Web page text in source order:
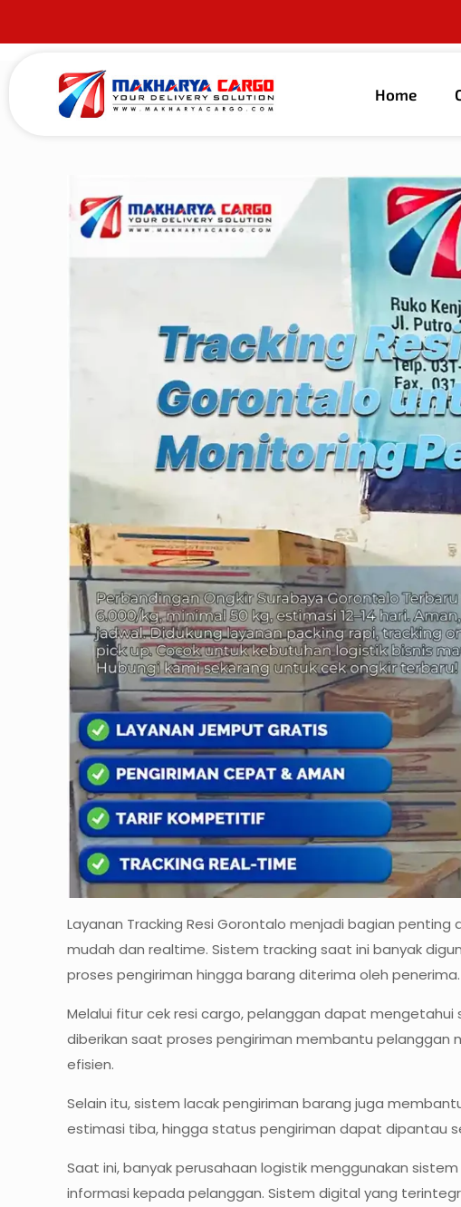
Home
Published by alma gunaon 23 Mei 2026
Layanan Tracking Resi Gorontalo menjadi bagian
mudah dan realtime. Sistem tracking saat ini banyak
proses pengiriman hingga barang diterima oleh penerima.
Melalui fitur cek resi cargo, pelanggan dapat
diberikan saat proses pengiriman membantu pelanggan
efisien.
Selain itu, sistem lacak pengiriman barang juga
estimasi tiba, hingga status pengiriman dapat dipantau
Saat ini, banyak perusahaan logistik menggunakan
informasi kepada pelanggan. Sistem digital yang